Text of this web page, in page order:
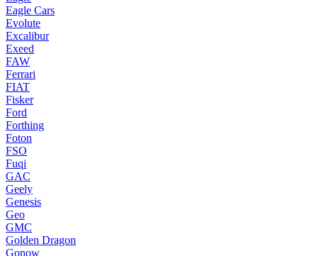
Eagle Cars
Evolute
Excalibur
Exeed
FAW
Ferrari
FIAT
Fisker
Ford
Forthing
Foton
FSO
Fuqi
GAC
Geely
Genesis
Geo
GMC
Golden Dragon
Gonow